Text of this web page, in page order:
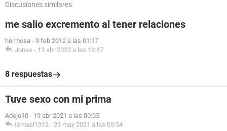
Discusiones similares
me salio excremento al tener relaciones
hermosa - 9 feb 2012 a las 01:17
Jonas - 13 abr 2022 a las 19:47
8 respuestas
Tuve sexo con mi prima
Adejo10 - 19 abr 2021 a las 00:05
Ismael1312 - 23 may 2021 a las 09:54